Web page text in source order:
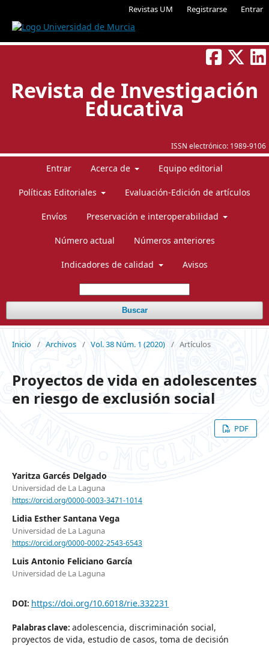
Revistas UM Registrarse Entrar
ISSN electrónico: 1989-9106
Revista de Investigación
Educativa
Entrar Acerca de Equipo editorial
Políticas Editoriales Evaluación-Edición de artículos
Envíos Preservación e interoperabilidad
Número actual Números anteriores
Indicadores de calidad Avisos
Buscar
Inicio / Archivos / Vol. 38 Núm. 1 (2020) / Artículos
Proyectos de vida en adolescentes
en riesgo de exclusión social
PDF
Yaritza Garcés Delgado
Universidad de La Laguna
https://orcid.org/0000-0003-3471-1014
Lidia Esther Santana Vega
Universidad de La Laguna
https://orcid.org/0000-0002-2543-6543
Luis Antonio Feliciano García
Universidad de La Laguna
DOI: https://doi.org/10.6018/rie.332231
Palabras clave: adolescencia, discriminación social,
proyectos de vida, estudio de casos, toma de decisión